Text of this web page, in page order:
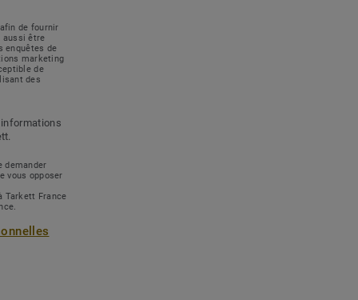
de fournir
aussi être
enquêtes de
marketing
de
des
demander
vous opposer
Tarkett France